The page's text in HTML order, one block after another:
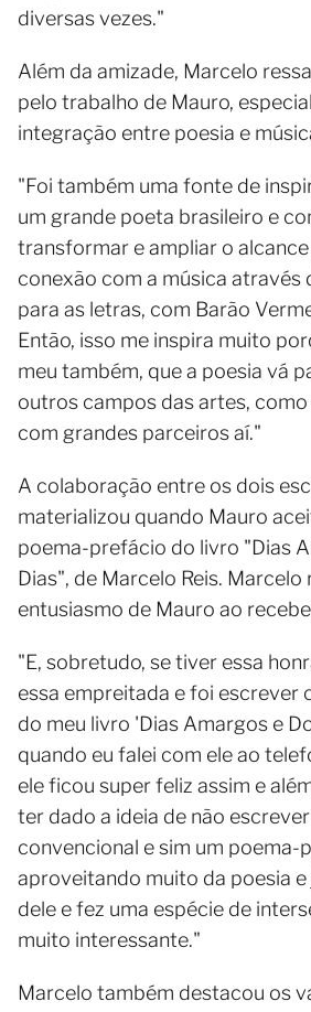
diversas vezes."
Além da amizade, Marcelo
pelo trabalho de Mauro,
integração entre poesia e
"Foi também uma fonte de
um grande poeta brasileiro e
transformar e ampliar o alcance
conexão com a música através
para as letras, com Barão
Então, isso me inspira muito
meu também, que a poesia vá
outros campos das artes,
com grandes parceiros aí."
A colaboração entre os dois
materializou quando Mauro
poema-prefácio do livro "Dias
Dias", de Marcelo Reis. Marcelo
entusiasmo de Mauro ao
"E, sobretudo, se tiver essa
essa empreitada e foi escrever
do meu livro 'Dias Amargos e
quando eu falei com ele ao
ele ficou super feliz assim e
ter dado a ideia de não
convencional e sim um poema-
aproveitando muito da poesia
dele e fez uma espécie de
muito interessante."
Marcelo também destacou os